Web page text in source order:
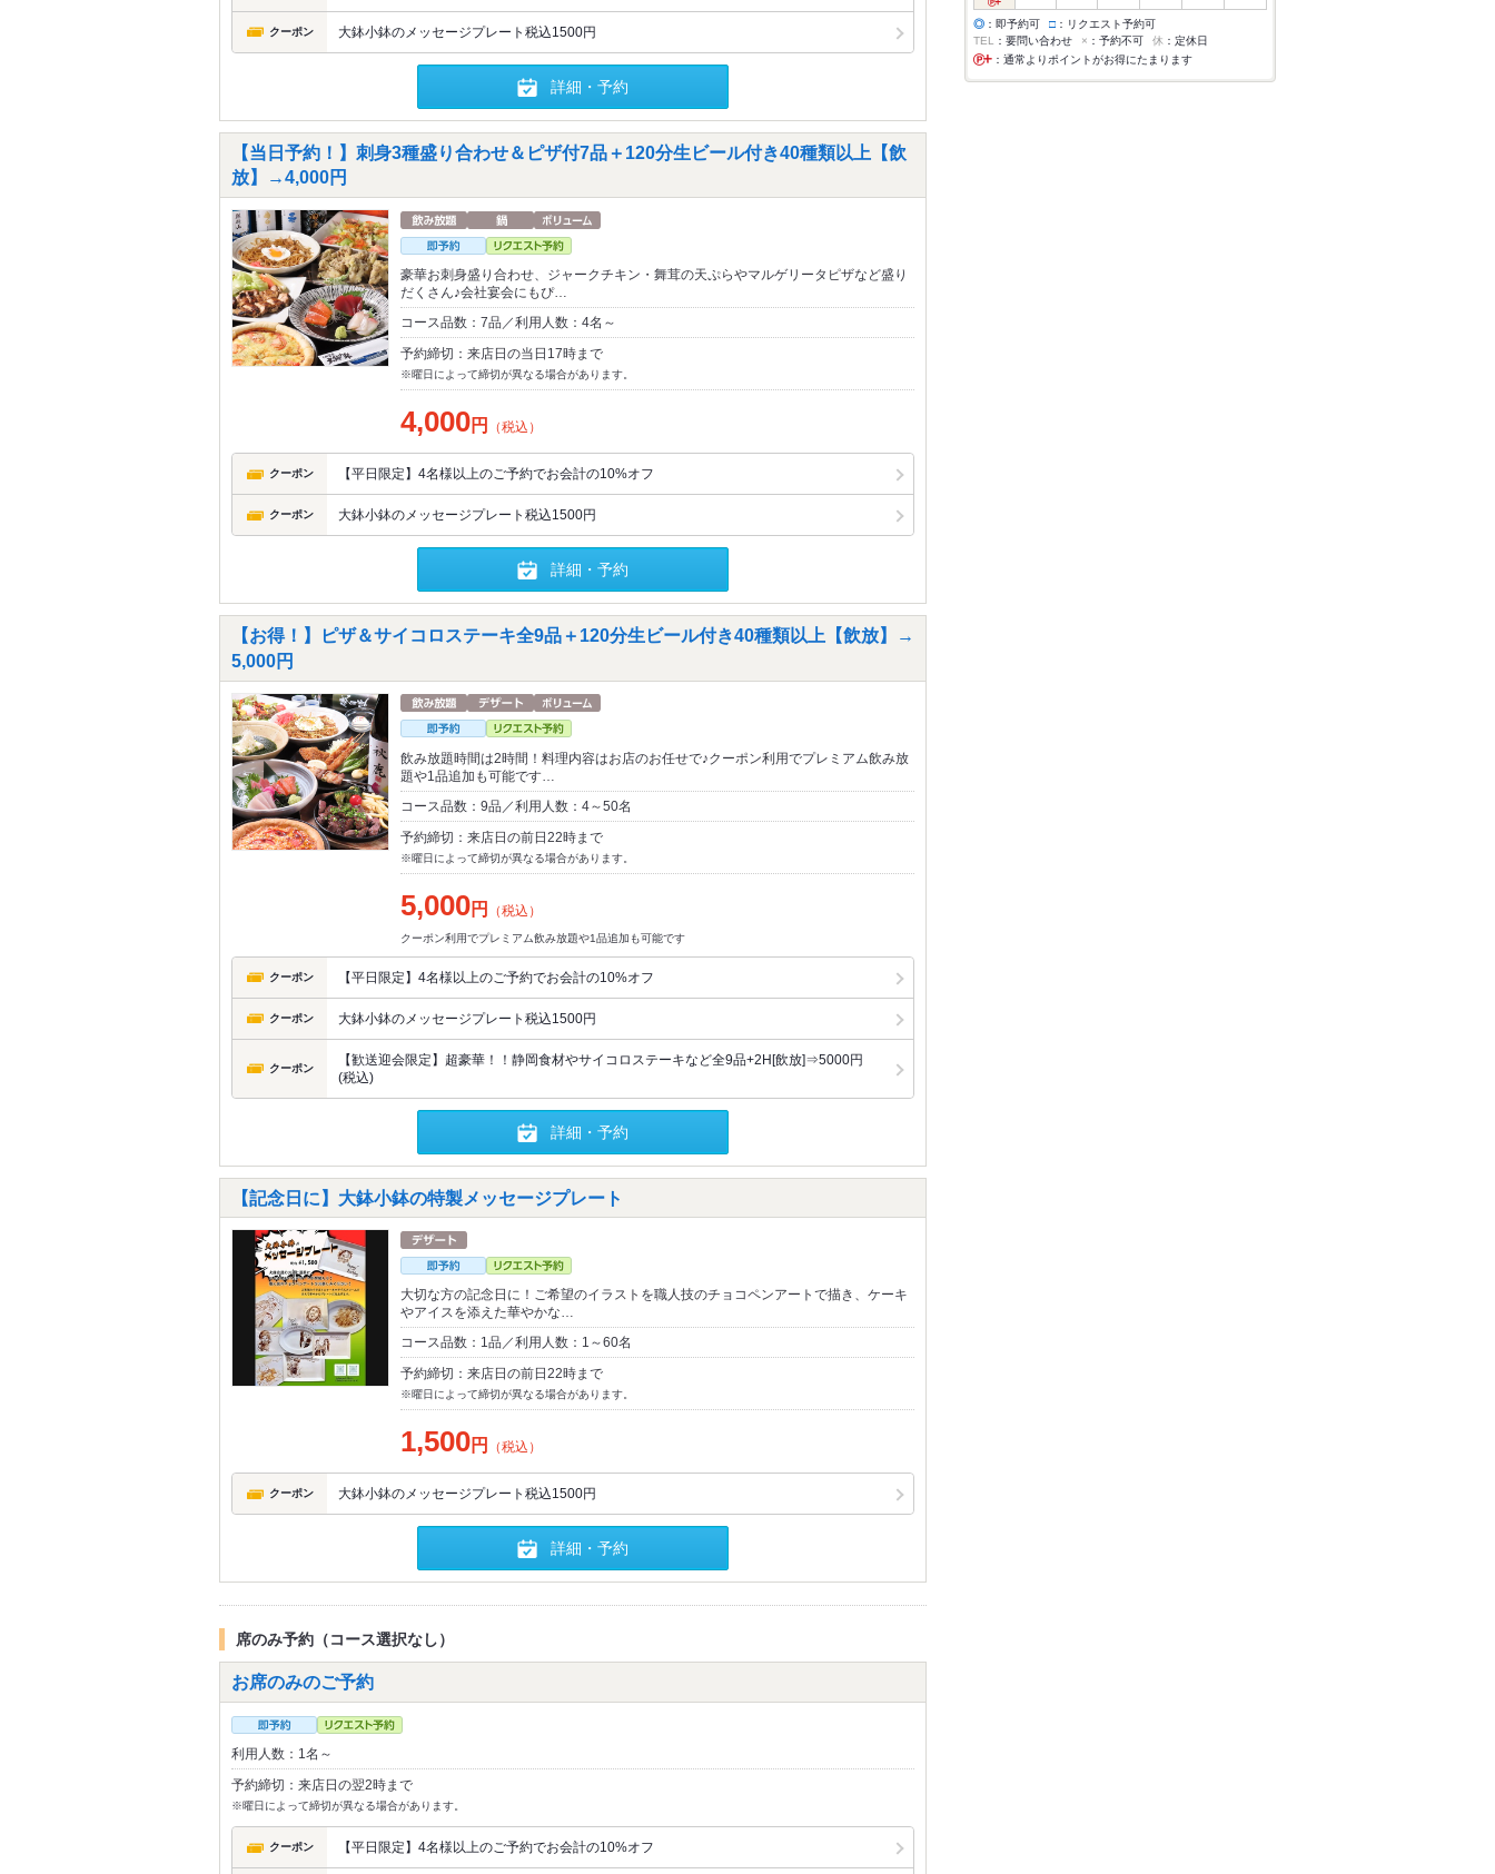
クーポン 大鉢小鉢のメッセージプレート税込1500円
詳細・予約
【当日予約！】刺身3種盛り合わせ＆ピザ付7品＋120分生ビール付き40種類以上【飲
放】→4,000円
豪華お刺身盛り合わせ、ジャークチキン・舞茸の天ぷらやマルゲリータピザなど盛り
だくさん♪会社宴会にもぴ…
コース品数：7品／利用人数：4名～
予約締切：来店日の当日17時まで
※曜日によって締切が異なる場合があります。
4,000円 （税込）
クーポン 【平日限定】4名様以上のご予約でお会計の10%オフ
クーポン 大鉢小鉢のメッセージプレート税込1500円
詳細・予約
【お得！】ピザ＆サイコロステーキ全9品＋120分生ビール付き40種類以上【飲放】→
5,000円
飲み放題時間は2時間！料理内容はお店のお任せで♪クーポン利用でプレミアム飲み放
題や1品追加も可能です…
コース品数：9品／利用人数：4～50名
予約締切：来店日の前日22時まで
※曜日によって締切が異なる場合があります。
5,000円 （税込）
クーポン利用でプレミアム飲み放題や1品追加も可能です
クーポン 【平日限定】4名様以上のご予約でお会計の10%オフ
クーポン 大鉢小鉢のメッセージプレート税込1500円
クーポン
【歓送迎会限定】超豪華！！静岡食材やサイコロステーキなど全9品+2H[飲放]⇒5000円
(税込)
詳細・予約
【記念日に】大鉢小鉢の特製メッセージプレート
大切な方の記念日に！ご希望のイラストを職人技のチョコペンアートで描き、ケーキ
やアイスを添えた華やかな…
コース品数：1品／利用人数：1～60名
予約締切：来店日の前日22時まで
※曜日によって締切が異なる場合があります。
1,500円 （税込）
クーポン 大鉢小鉢のメッセージプレート税込1500円
詳細・予約
席のみ予約（コース選択なし）
お席のみのご予約
利用人数：1名～
予約締切：来店日の翌2時まで
※曜日によって締切が異なる場合があります。
クーポン 【平日限定】4名様以上のご予約でお会計の10%オフ
◎ ：即予約可 □ ：リクエスト予約可
TEL
：要問い合わせ × ：予約不可 休 ：定休日
：通常よりポイントがお得にたまります